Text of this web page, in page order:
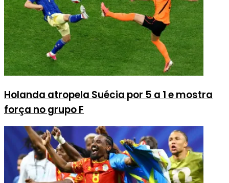
Holanda atropela Suécia por 5 a 1 e mostra
força no grupo F